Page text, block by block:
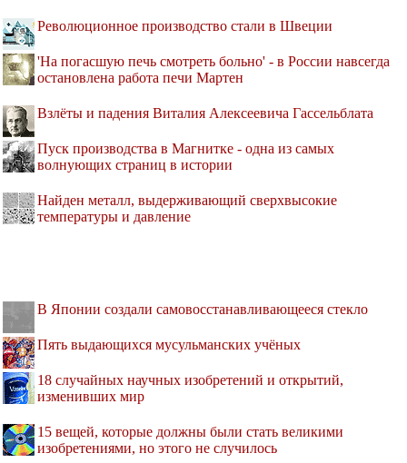
Революционное производство стали в Швеции
'На погасшую печь смотреть больно' - в России навсегда
остановлена работа печи Мартен
Взлёты и падения Виталия Алексеевича Гассельблата
Пуск производства в Магнитке - одна из самых
волнующих страниц в истории
Найден металл, выдерживающий сверхвысокие
температуры и давление
В Японии создали самовосстанавливающееся стекло
Пять выдающихся мусульманских учёных
18 случайных научных изобретений и открытий,
изменивших мир
15 вещей, которые должны были стать великими
изобретениями, но этого не случилось